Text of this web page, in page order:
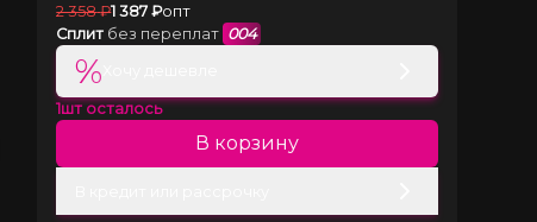
2 358 ₽1 387 ₽опт
Сплит без переплат 004
%
1шт осталось
В корзину